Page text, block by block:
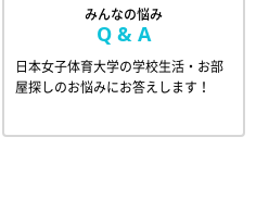
みんなの悩み
Q & A
日本女子体育大学の学校生活・お部
屋探しのお悩みにお答えします！